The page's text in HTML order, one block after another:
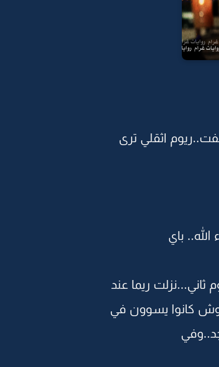
اثقلي ترى
باي
ريما عند
كانوا يسوون في